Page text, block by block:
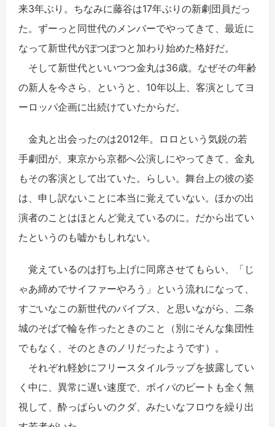
来3年ぶり。ちなみに藤谷は17年ぶりの新劇団員だっ
た。ずーっと同世代のメンバーでやってきて、最近に
なって新世代がぽつぽつと加わり始めた格好だ。
そして新世代といいつつ金丸は36歳。なぜその年齢
の新人を今さら、というと、10年以上、客演としてヨ
ーロッパ企画に出続けていたからだ。
金丸と出会ったのは2012年。ロロという気鋭の若
手劇団が、東京から京都へ公演しにやってきて、金丸
もその客演として出ていた。らしい。舞台上の彼の姿
は、申し訳ないことに本当に覚えていない。ほかの出
演者のことはほとんど覚えているのに。だから出てい
たというのも嘘かもしれない。
覚えているのは打ち上げに同席させてもらい、「じ
ゃあ締めでサイファーやろう」という流れになって、
すごいなこの新世代のバイブス、と思いながら、二条
城のそばで輪を作ったときのこと（別にそんな集団性
でもなく、そのときのノリだったようです）。
それぞれ軽妙にフリースタイルラップを披露してい
く中に、異常に遅い速度で、ボイパのビートも全く無
視して、酔っぱらいのクダ、みたいなフロウを繰り出